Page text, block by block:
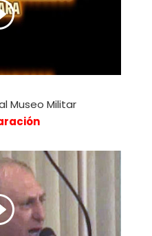
Museo Militar